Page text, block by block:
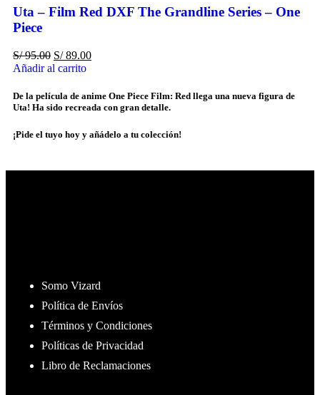
Uta – Film Red DXF The Grandline Series – One
Piece
S/95.00 S/89.00
Añadir al carrito
De la película de anime One Piece Film: Red llega una nueva figura de
Uta! Ha sido recreada con gran detalle.
¡Pide el tuyo hoy y añádelo a tu colección!
Somo Vizard
Política de Envíos
Términos y Condiciones
Políticas de Privacidad
Libro de Reclamaciones